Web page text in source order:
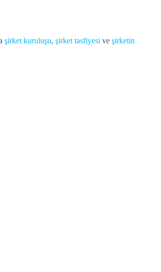
şirket kuruluşu, şirket tasfiyesi ve şirketin